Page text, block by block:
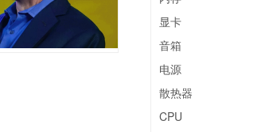
显卡
音箱
电源
散热器
CPU